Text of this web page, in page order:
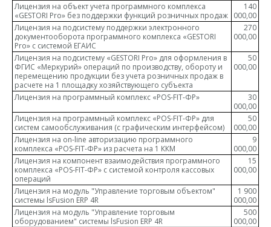
Лицензия на объект учета программного комплекса
«GESTORI Pro» без поддержки функций розничных продаж
140
000,00
Лицензия на подсистему поддержки электронного
документооборота программного комплекса «GESTORI
Pro» с системой ЕГАИС
270
000,00
Лицензия на подсистему «GESTORI Pro» для оформления в
ФГИС «Меркурий» операций по производству, обороту и
перемещению продукции без учета розничных продаж в
расчете на 1 площадку хозяйствующего субъекта
50
000,00
Лицензия на программный комплекс «POS-FIT-ФР»
30
000,00
Лицензия на программный комплекс «POS-FIT-ФР» для
систем самообслуживания (с графическим интерфейсом)
50
000,00
Лицензия на on-line авторизацию программного
комплекса «POS-FIT-ФР» из расчета на 1 ККМ
9
000,00
Лицензия на компонент взаимодействия программного
комплекса «POS-FIT-ФР» с системой контроля кассовых
операций
15
000,00
Лицензия на модуль "Управление торговым объектом"
системы lsFusion ERP 4R
1 900
000,00
Лицензия на модуль "Управление торговым
оборудованием" системы lsFusion ERP 4R
500
000,00